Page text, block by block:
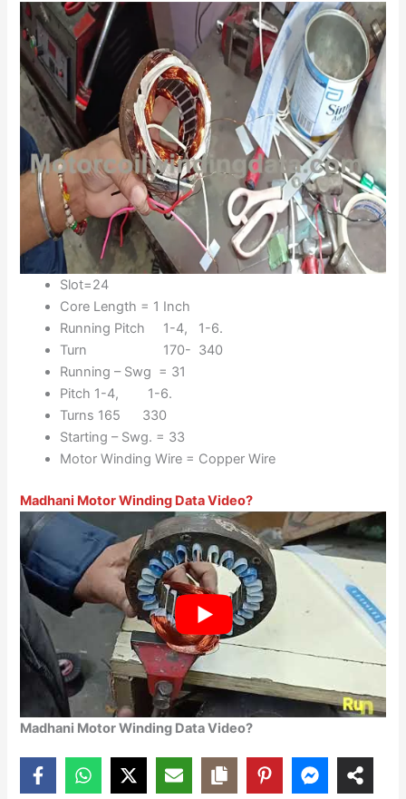
Slot=24
Core Length = 1 Inch
Running Pitch 1-4, 1-6.
Turn 170- 340
Running – Swg = 31
Pitch 1-4, 1-6.
Turns 165 330
Starting – Swg. = 33
Motor Winding Wire = Copper Wire
Madhani Motor Winding Data Video?
Madhani Motor Winding Data Video?